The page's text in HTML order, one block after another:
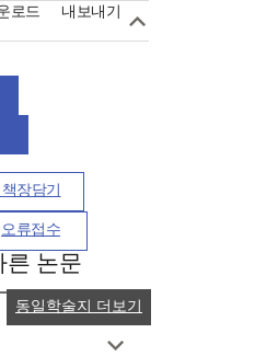
로드 내보내기
장담기
오류접수
른 논문
동일학술지 더보기